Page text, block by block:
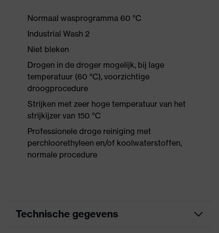
Normaal wasprogramma 60 °C
Industrial Wash 2
Niet bleken
Drogen in de droger mogelijk, bij lage
temperatuur (60 °C), voorzichtige
droogprocedure
Strijken met zeer hoge temperatuur van het
strijkijzer van 150 °C
Professionele droge reiniging met
perchloorethyleen en/of koolwaterstoffen,
normale procedure
Technische gegevens